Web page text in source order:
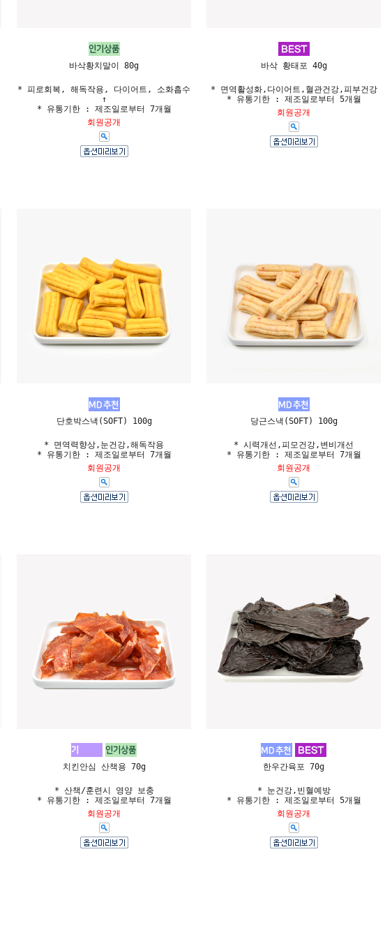
바삭황치말이 80g
* 피로회복, 해독작용, 다이어트, 소화흡수
↑
* 유통기한 : 제조일로부터 7개월
회원공개
바삭 황태포 40g
* 면역활성화,다이어트,혈관건강,피부건강
* 유통기한 : 제조일로부터 5개월
회원공개
단호박스낵(SOFT) 100g
* 면역력향상,눈건강,해독작용
* 유통기한 : 제조일로부터 7개월
회원공개
당근스낵(SOFT) 100g
* 시력개선,피모건강,변비개선
* 유통기한 : 제조일로부터 7개월
회원공개
치킨안심 산책용 70g
* 산책/훈련시 영양 보충
* 유통기한 : 제조일로부터 7개월
회원공개
한우간육포 70g
* 눈건강,빈혈예방
* 유통기한 : 제조일로부터 5개월
회원공개